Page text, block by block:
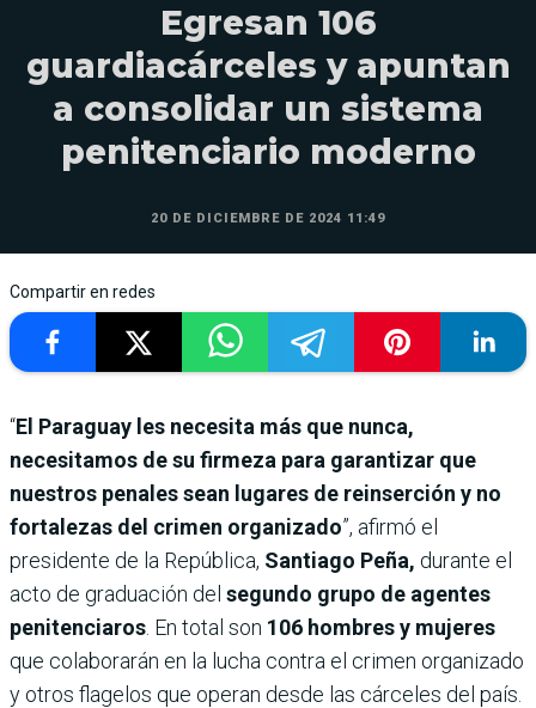
Egresan 106
guardiacárceles y apuntan
a consolidar un sistema
penitenciario moderno
20 DE DICIEMBRE DE 2024 11:49
Compartir en redes
“El Paraguay les necesita más que nunca,
necesitamos de su firmeza para garantizar que
nuestros penales sean lugares de reinserción y no
fortalezas del crimen organizado”, afirmó el
presidente de la República, Santiago Peña, durante el
acto de graduación del segundo grupo de agentes
penitenciaros . En total son 106 hombres y mujeres
que colaborarán en la lucha contra el crimen organizado
y otros flagelos que operan desde las cárceles del país.